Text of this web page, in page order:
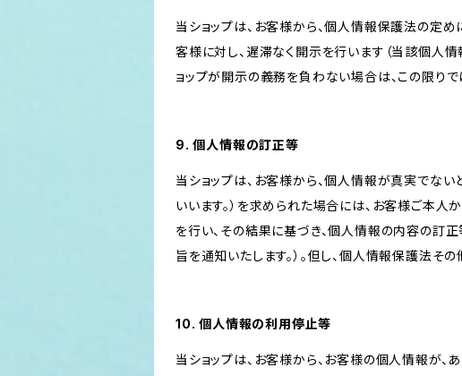
当ショップは、お客様から、個人情報保護法の定
客様に対し、遅滞なく開示を行います（当該個人
ョップが開示の義務を負わない場合は、この限りで
9. 個人情報の訂正等
当ショップは、お客様から、個人情報が真実でな
いいます。）を求められた場合には、お客様ご本
を行い、その結果に基づき、個人情報の内容の訂
旨を通知いたします。）。但し、個人情報保護法そ
10. 個人情報の利用停止等
当ショップは、お客様から、お客様の個人情報が